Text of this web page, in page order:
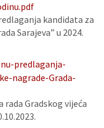
kandidata za
Sarajeva” u 2024.
predlaganja-
nagrade-Grada-
Gradskog vijeća